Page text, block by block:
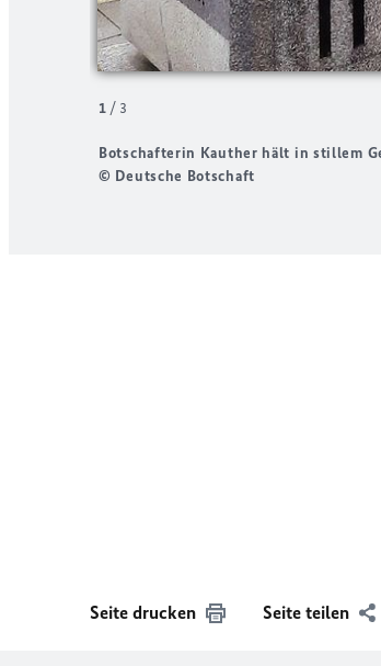
Botschafterin Kauther hält in stillem
© Deutsche Botschaft
1 / 3
Seite drucken Seite teilen